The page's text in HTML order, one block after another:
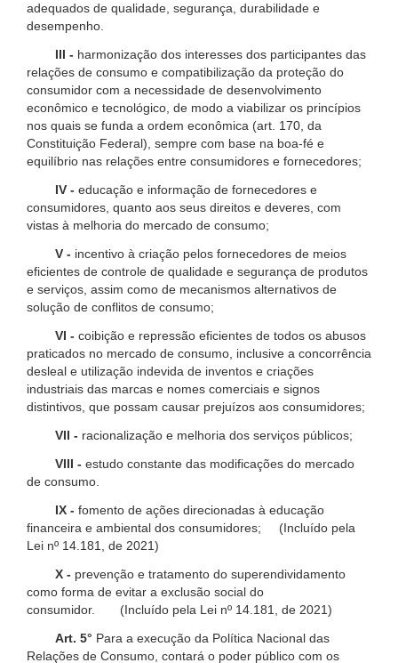
adequados de qualidade, segurança, durabilidade e
desempenho.
III - harmonização dos interesses dos participantes das
relações de consumo e compatibilização da proteção do
consumidor com a necessidade de desenvolvimento
econômico e tecnológico, de modo a viabilizar os princípios
nos quais se funda a ordem econômica (art. 170, da
Constituição Federal), sempre com base na boa-fé e
equilíbrio nas relações entre consumidores e fornecedores;
IV - educação e informação de fornecedores e
consumidores, quanto aos seus direitos e deveres, com
vistas à melhoria do mercado de consumo;
V - incentivo à criação pelos fornecedores de meios
eficientes de controle de qualidade e segurança de produtos
e serviços, assim como de mecanismos alternativos de
solução de conflitos de consumo;
VI - coibição e repressão eficientes de todos os abusos
praticados no mercado de consumo, inclusive a concorrência
desleal e utilização indevida de inventos e criações
industriais das marcas e nomes comerciais e signos
distintivos, que possam causar prejuízos aos consumidores;
VII - racionalização e melhoria dos serviços públicos;
VIII - estudo constante das modificações do mercado
de consumo.
IX - fomento de ações direcionadas à educação
financeira e ambiental dos consumidores; (Incluído pela
Lei nº 14.181, de 2021)
X - prevenção e tratamento do superendividamento
como forma de evitar a exclusão social do
consumidor. (Incluído pela Lei nº 14.181, de 2021)
Art. 5° Para a execução da Política Nacional das
Relações de Consumo, contará o poder público com os